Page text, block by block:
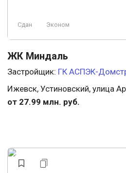
Сдан Эконом
ЖК Миндаль
Застройщик: ГК АСПЭК-
Ижевск, Устиновский, улица
от 27.99 млн. руб.